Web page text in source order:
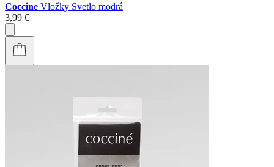
Coccine Vložky Svetlo modrá
3,99 €